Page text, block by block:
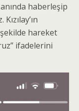
haberleşip
hareket
ifadelerini